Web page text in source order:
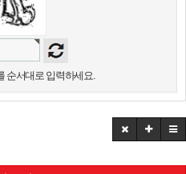
순서대로 입력하세요.